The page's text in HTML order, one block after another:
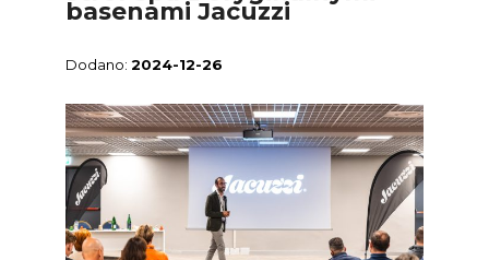
basenami Jacuzzi
2024-12-26